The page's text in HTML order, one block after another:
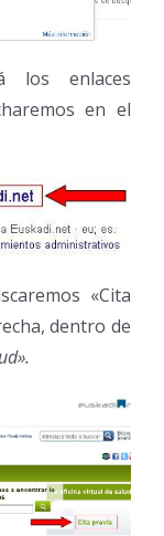
los enlaces
en el
«Cita
dentro de